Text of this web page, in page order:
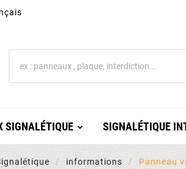
SIGNALÉTIQUE SIGNALÉTIQUE
informations Panneau